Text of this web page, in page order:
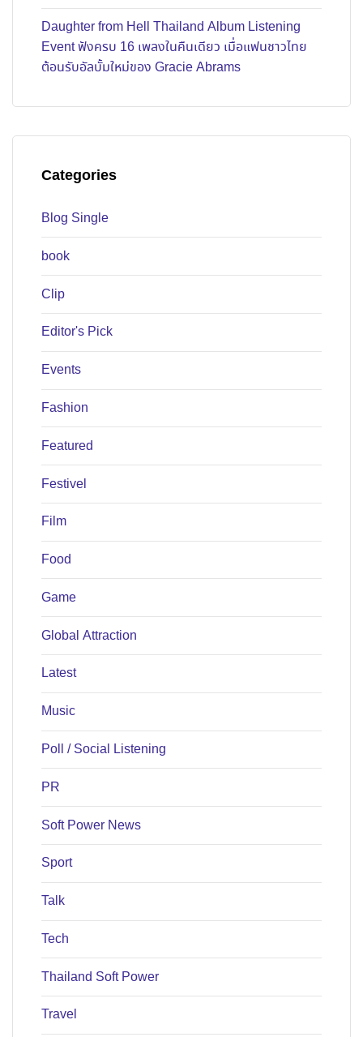
Daughter from Hell Thailand Album Listening
Event ฟังครบ 16 เพลงในคืนเดียว เมื่อแฟนชาวไทย
ต้อนรับอัลบั้มใหม่ของ Gracie Abrams
Categories
Blog Single
book
Clip
Editor's Pick
Events
Fashion
Featured
Festivel
Film
Food
Game
Global Attraction
Latest
Music
Poll / Social Listening
PR
Soft Power News
Sport
Talk
Tech
Thailand Soft Power
Travel